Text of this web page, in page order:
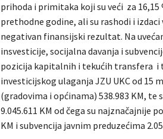
prihoda i primitaka koji su veći za
prethodne godine, ali su rashodi i
negativan finansijski rezultat. Na
insvesticije, socijalna davanja i
pozicija kapitalnih i tekućih transfera
investicijskog ulaganja JZU UKC od
(gradovima i općinama) 538.983 KM,
9.045.611 KM od čega su najznačajnije
KM i subvencija javnim preduzećima